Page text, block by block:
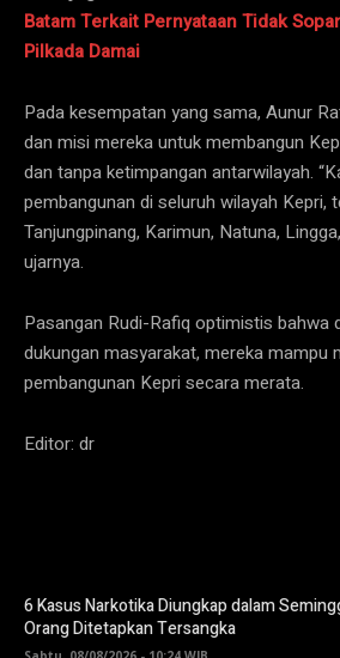
Batam Terkait Pernyataan Tidak
Pilkada Damai
Pada kesempatan yang sama, Aunur
dan misi mereka untuk membangun
dan tanpa ketimpangan antarwilayah.
pembangunan di seluruh wilayah Kepri,
Tanjungpinang, Karimun, Natuna,
ujarnya.
Pasangan Rudi-Rafiq optimistis bahwa
dukungan masyarakat, mereka mampu
pembangunan Kepri secara merata.
Editor: dr
6 Kasus Narkotika Diungkap dalam
Orang Ditetapkan Tersangka